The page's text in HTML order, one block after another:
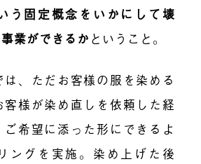
う固定概念をいかにして壊
業ができるか ということ。
、ただお客様の服を染める
客様が染め直しを依頼した経
希望に添った形にできるよ
ングを実施。染め上げた後